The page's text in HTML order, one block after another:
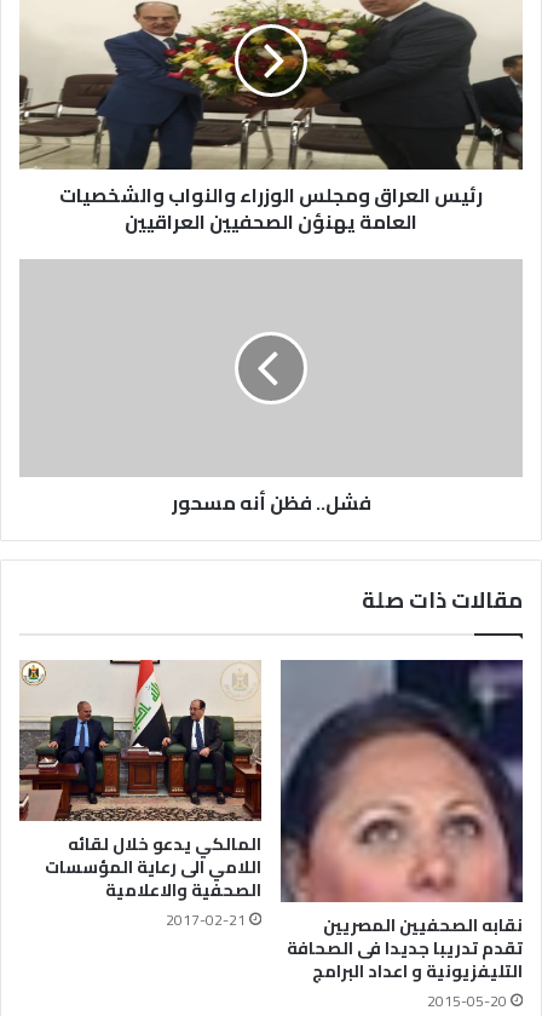
رئيس العراق ومجلس الوزراء والنواب والشخصيات
العامة يهنؤن الصحفيين العراقيين
فشل.. فظن أنه مسحور
مقالات ذات صلة
نقابه الصحفيين المصريين
تقدم تدريبا جديدا فى الصحافة
التليفزيونية و اعداد البرامج
2015-05-20
المالكي يدعو خلال لقائه
اللامي الى رعاية المؤسسات
الصحفية والاعلامية
2017-02-21